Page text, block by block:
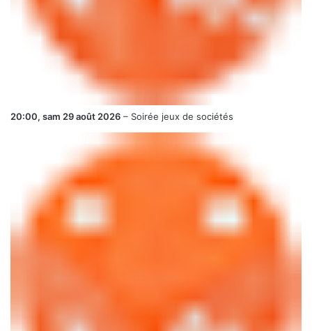
20:00, sam 29 août 2026 – Soirée jeux de sociétés